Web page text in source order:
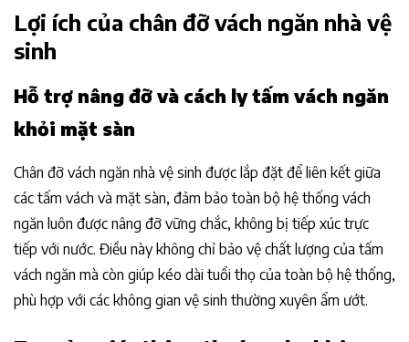
Lợi ích của chân đỡ vách ngăn nhà vệ
sinh
Hỗ trợ nâng đỡ và cách ly tấm vách ngăn
khỏi mặt sàn
Chân đỡ vách ngăn nhà vệ sinh được lắp đặt để liên kết giữa
các tấm vách và mặt sàn, đảm bảo toàn bộ hệ thống vách
ngăn luôn được nâng đỡ vững chắc, không bị tiếp xúc trực
tiếp với nước. Điều này không chỉ bảo vệ chất lượng của tấm
vách ngăn mà còn giúp kéo dài tuổi thọ của toàn bộ hệ thống,
phù hợp với các không gian vệ sinh thường xuyên ẩm ướt.